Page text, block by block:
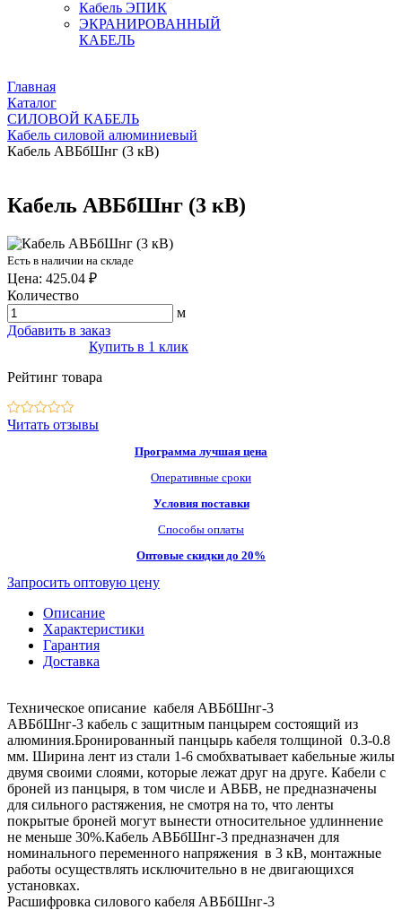
Кабель ЭПИК
ЭКРАНИРОВАННЫЙ
КАБЕЛЬ
Главная
Каталог
СИЛОВОЙ КАБЕЛЬ
Кабель силовой алюминиевый
Кабель АВБбШнг (3 кВ)
Кабель АВБбШнг (3 кВ)
Есть в наличии на складе
Цена: 425.04 ₽
Количество
м
Добавить в заказ
Купить в 1 клик
Рейтинг товара
Читать отзывы
Программа лучшая цена
Оперативные сроки
Условия поставки
Способы оплаты
Оптовые скидки до 20%
Запросить оптовую цену
Описание
Характеристики
Гарантия
Доставка
Техническое описание кабеля АВБбШнг-3
АВБбШнг-3 кабель с защитным панцырем состоящий из
алюминия.Бронированный панцырь кабеля толщиной 0.3-0.8
мм. Ширина лент из стали 1-6 смобхватывает кабельные жилы
двумя своими слоями, которые лежат друг на друге. Кабели с
броней из панцыря, в том числе и АВБВ, не предназначены
для сильного растяжения, не смотря на то, что ленты
покрытые броней могут вынести относительное удлиннение
не меньше 30%.Кабель АВБбШнг-3 предназначен для
номинального переменного напряжения в 3 кВ, монтажные
работы осуществлять исключительно в не двигающихся
установках.
Расшифровка силового кабеля АВБбШнг-3